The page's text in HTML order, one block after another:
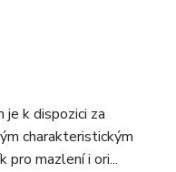
k dispozici za
charakteristickým
pro mazlení i ori...